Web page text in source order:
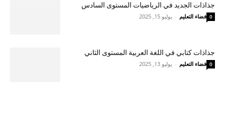
جذاذات الجديد في الرياضيات المستوى السادس
فضاء التعليم - يوليو 15, 2025 0
جذاذات كتابي في اللغة العربية المستوى الثاني
فضاء التعليم - يوليو 13, 2025 0